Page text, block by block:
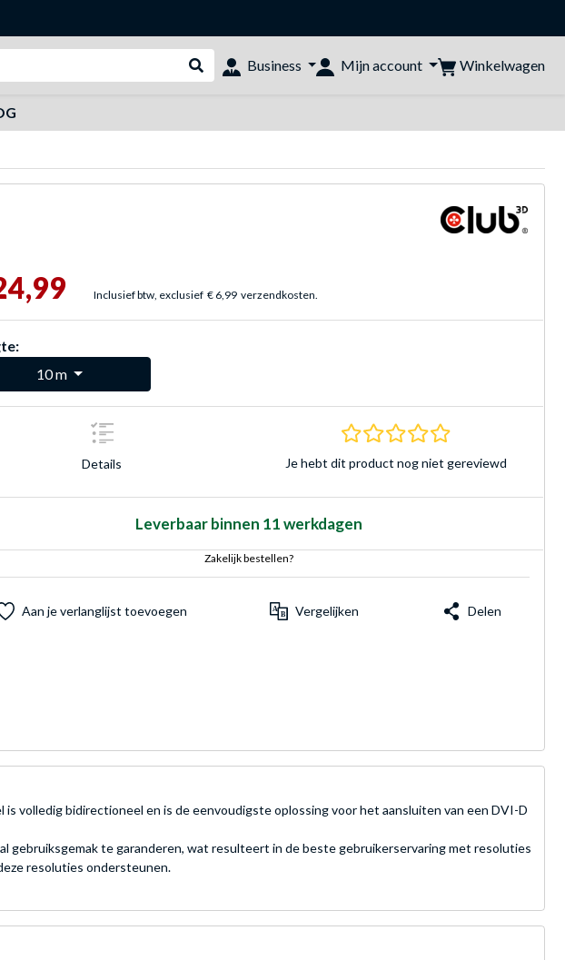
Webshop doorzoeken
Business Mijn account Winkelwagen
Inclusief btw, exclusief € 6,99 verzendkosten.
10 m
Details
0.0 sterren
Je hebt dit product nog niet gereviewd
Leverbaar binnen 11 werkdagen
Zakelijk bestellen?
Aan je verlanglijst toevoegen Vergelijken Delen
volledig bidirectioneel en is de eenvoudigste oplossing voor het aansluiten van een DVI-D
gebruiksgemak te garanderen, wat resulteert in de beste gebruikerservaring met resoluties
resoluties ondersteunen.